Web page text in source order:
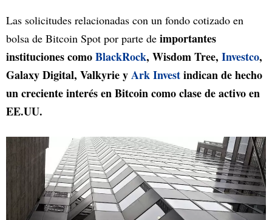
Las solicitudes relacionadas con un fondo cotizado en
bolsa de Bitcoin Spot por parte de importantes
instituciones comoBlackRock, Wisdom Tree, Investco,
Galaxy Digital, Valkyrie yArk Investindican de hecho
un creciente interés en Bitcoin como clase de activo en
EE.UU.